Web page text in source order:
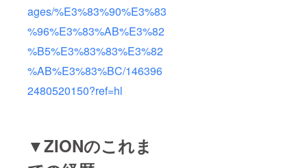
ages/%E3%83%90%E3%83
%96%E3%83%AB%E3%82
%B5%E3%83%83%E3%82
%AB%E3%83%BC/146396
2480520150?ref=hl
▼ZIONのこれま